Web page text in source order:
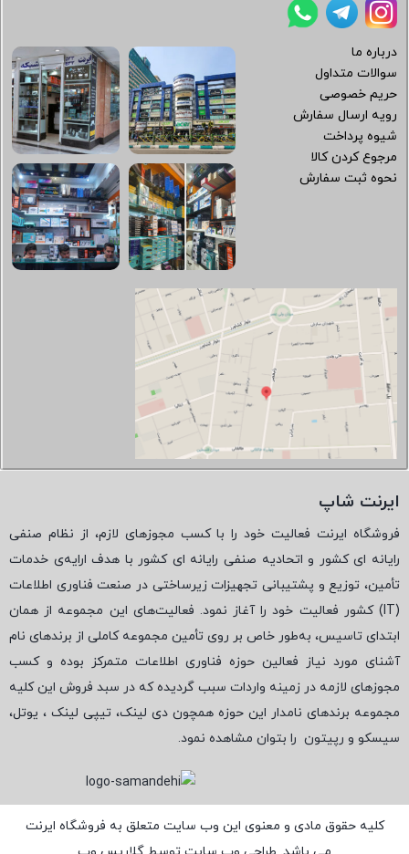
درباره ما
سوالات متداول
حریم خصوصی
رویه ارسال سفارش
شیوه پرداخت
مرجوع کردن کالا
نحوه ثبت سفارش
ایرنت شاپ
فروشگاه ایرنت فعالیت خود را با کسب مجوزهای لازم، از نظام صنفی
رایانه ای کشور و اتحادیه صنفی رایانه ای کشور با هدف ارایه‌ی خدمات
تأمین، توزیع و پشتیبانی تجهیزات زیرساختی در صنعت فناوری اطلاعات
(
IT) کشور فعالیت خود را آغاز نمود. فعالیت‌های این مجموعه از همان
ابتدای تاسیس، به‌طور خاص بر روی تأمین مجموعه کاملی از برندهای نام
آشنای مورد نیاز فعالین حوزه فناوری اطلاعات متمرکز بوده و کسب
مجوزهای لازمه در زمینه واردات سبب گردیده که در سبد فروش این کلیه
مجموعه برندهای نامدار این حوزه همچون دی لینک، تیپی لینک ، یوتل،
سیسکو و رپیتون را بتوان مشاهده نمود.
کلیه حقوق مادی و معنوی این وب سایت متعلق به فروشگاه ایرنت